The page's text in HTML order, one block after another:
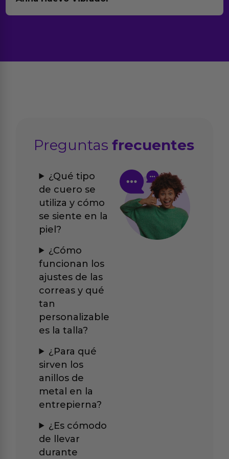
Preguntasfrecuentes
¿Qué tipo
de cuero se
utiliza y cómo
se siente en la
piel?
¿Cómo
funcionan los
ajustes de las
correas y qué
tan
personalizable
es la talla?
¿Para qué
sirven los
anillos de
metal en la
entrepierna?
¿Es cómodo
de llevar
durante